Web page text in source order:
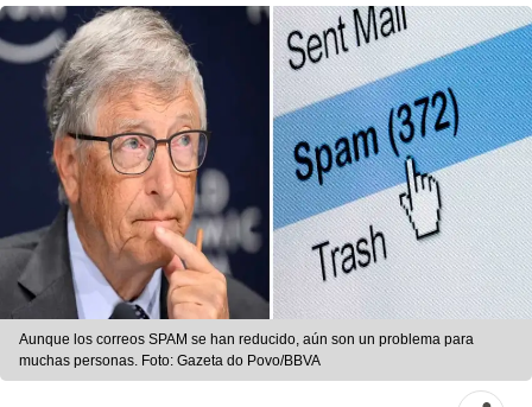
Aunque los correos SPAM se han reducido, aún son un problema para
muchas personas. Foto: Gazeta do Povo/BBVA